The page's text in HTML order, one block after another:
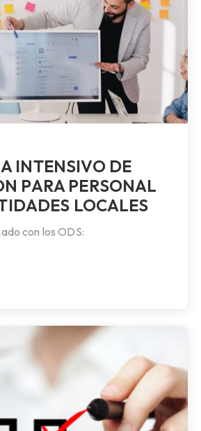
INTENSIVO DE
PARA PERSONAL
LOCALES
con los ODS: